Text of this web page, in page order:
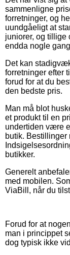
sammenligne
forretninger, og
uundgåeligt at
juniorer, og tillige
endda nogle
Det kan
forretninger efter
forud for at du
den bedste pris.
Man må blot
et produkt til en
undertiden være
butik. Bestillinger
butikker.
Generelt
med mobilen.
ViaBill, når du
Forud for at
man i princippet
dog typisk ikke